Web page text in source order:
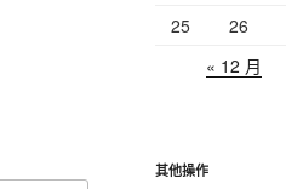
25
26
« 12 月
其他操作